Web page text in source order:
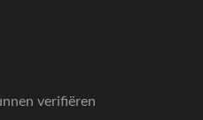
verifiëren